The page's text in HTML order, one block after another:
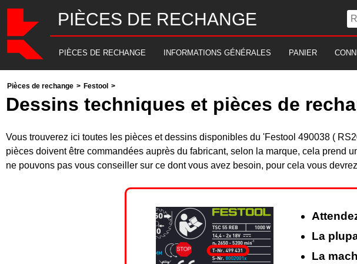
PIÈCES DE RECHANGE
PIÈCES DE RECHANGE INFORMATIONS GÉNÉRALES PANIER
Pièces de rechange > Festool >
Dessins techniques et pièces de
Vous trouverez ici toutes les pièces et dessins disponibles du 'Festool 490038 (
pièces doivent être commandées auprès du fabricant, selon la marque, cela prend
ne pouvons pas vous conseiller sur ce dont vous avez besoin, pour cela vous
La
La